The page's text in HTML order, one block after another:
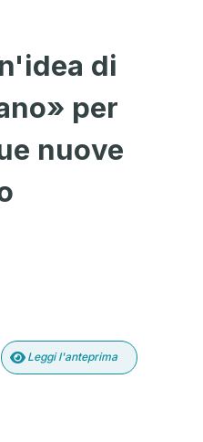
di
per
nuove
Leggi l'anteprima